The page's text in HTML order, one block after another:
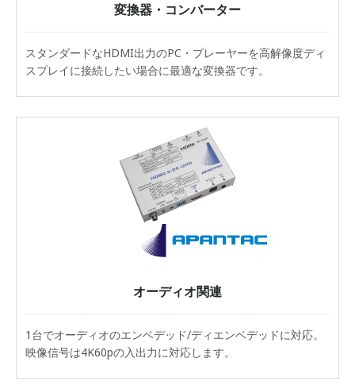
変換器・コンバーター
スタンダードなHDMI出力のPC・プレーヤーを高解像度ディ
スプレイに接続したい場合に最適な変換器です。
オーディオ関連
1台でオーディオのエンベデッド/ディエンベデッドに対応。
映像信号は4K60pの入出力に対応します。